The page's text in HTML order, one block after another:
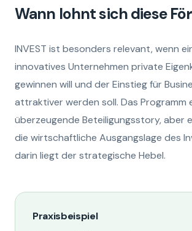
Wann lohnt sich diese
INVEST ist besonders relevant, wenn
innovatives Unternehmen private
gewinnen will und der Einstieg für
attraktiver werden soll. Das Programm
überzeugende Beteiligungsstory, aber
die wirtschaftliche Ausgangslage des
darin liegt der strategische Hebel.
Praxisbeispiel